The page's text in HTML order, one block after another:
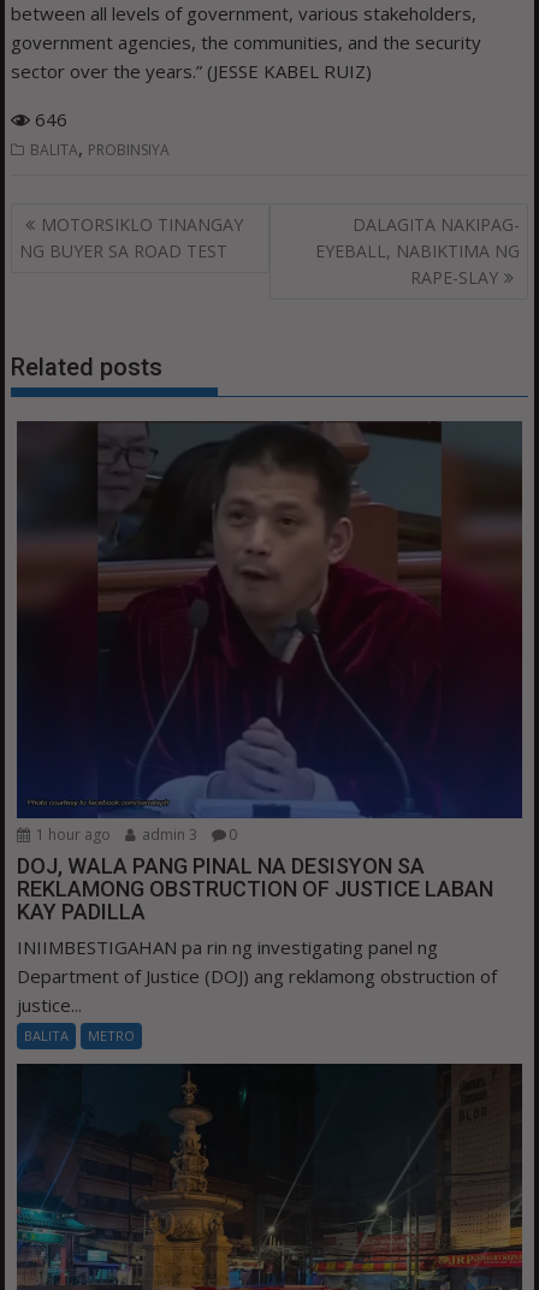
between all levels of government, various stakeholders,
government agencies, the communities, and the security
sector over the years.” (JESSE KABEL RUIZ)
646
BALITA, PROBINSIYA
Post
navigation
MOTORSIKLO TINANGAY
NG BUYER SA ROAD TEST
DALAGITA NAKIPAG-
EYEBALL, NABIKTIMA NG
RAPE-SLAY
Related posts
1 hour ago admin 3 0
DOJ, WALA PANG PINAL NA DESISYON SA
REKLAMONG OBSTRUCTION OF JUSTICE LABAN
KAY PADILLA
INIIMBESTIGAHAN pa rin ng investigating panel ng
Department of Justice (DOJ) ang reklamong obstruction of
justice...
BALITA METRO